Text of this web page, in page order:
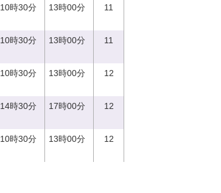
10時30分 13時00分 11
10時30分 13時00分 11
10時30分 13時00分 12
14時30分 17時00分 12
10時30分 13時00分 12